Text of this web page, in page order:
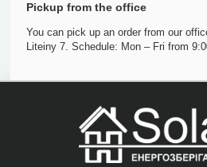
Pickup from the office
You can pick up an order from our
Liteiny 7. Schedule: Mon – Fri from